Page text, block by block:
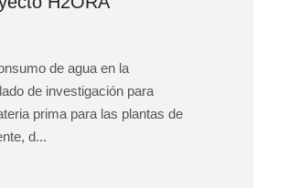
de agua en la
de investigación para
prima para las plantas de
d...